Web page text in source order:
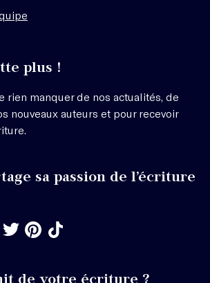
plus !
rien manquer de nos actualités, de
nouveaux auteurs et pour recevoir
sa passion de l’écriture
de votre écriture ?